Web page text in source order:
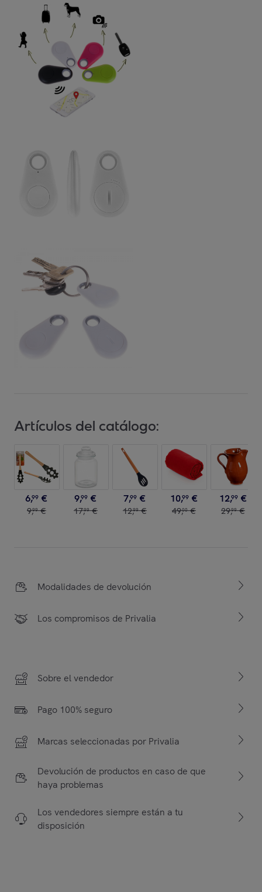
Artículos del catálogo:
6,99 €
9,99 €
9,99 €
17,99 €
7,99 €
12,99 €
10,99 €
49,00 €
12,99 €
29,99 €
Modalidades de devolución
Los compromisos de Privalia
Sobre el vendedor
Pago 100% seguro
Marcas seleccionadas por Privalia
Devolución de productos en caso de que
haya problemas
Los vendedores siempre están a tu
disposición